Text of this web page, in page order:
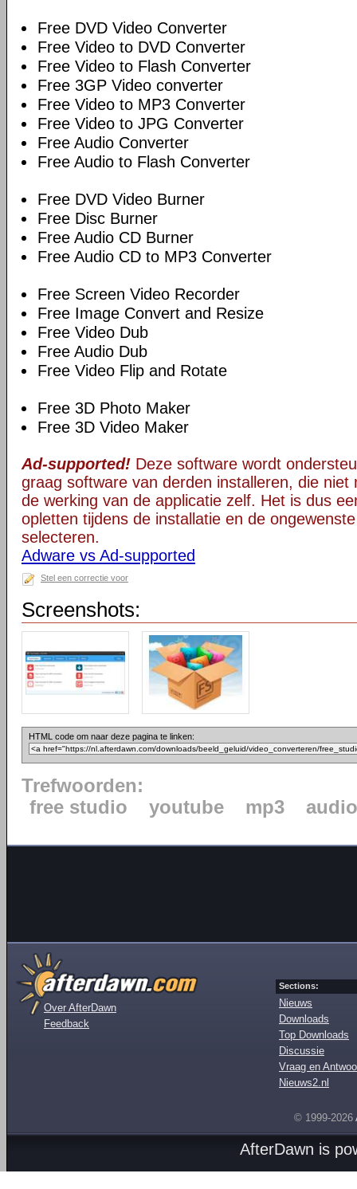
Free DVD Video Converter
Free Video to DVD Converter
Free Video to Flash Converter
Free 3GP Video converter
Free Video to MP3 Converter
Free Video to JPG Converter
Free Audio Converter
Free Audio to Flash Converter
Free DVD Video Burner
Free Disc Burner
Free Audio CD Burner
Free Audio CD to MP3 Converter
Free Screen Video Recorder
Free Image Convert and Resize
Free Video Dub
Free Audio Dub
Free Video Flip and Rotate
Free 3D Photo Maker
Free 3D Video Maker
Ad-supported! Deze software wordt
graag software van derden installeren, die niet
de werking van de applicatie zelf. Het is dus
opletten tijdens de installatie en de
selecteren.
Adware vs Ad-supported
Stel een correctie voor
Screenshots:
HTML code om naar deze pagina te linken:
Trefwoorden:
free studio
youtube mp3 audio
Over AfterDawn
Feedback
Sections:
Nieuws
Downloads
Top Downloads
Discussie
Vraag en
Nieuws2.nl
© 1999-2026
AfterDawn is